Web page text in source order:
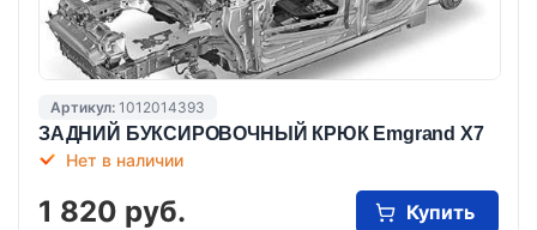
Артикул: 1012014393
ЗАДНИЙ БУКСИРОВОЧНЫЙ КРЮК Emgrand X7
Нет в наличии
1 820 руб. Купить